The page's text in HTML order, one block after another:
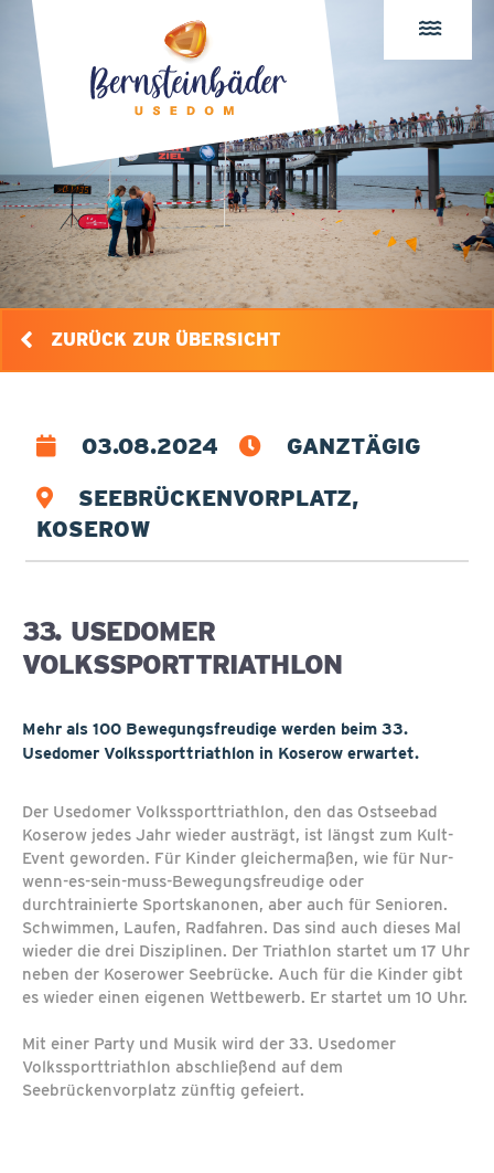
ZURÜCK ZUR ÜBERSICHT
03.08.2024
GANZTÄGIG
SEEBRÜCKENVORPLATZ,
KOSEROW
33. USEDOMER
VOLKSSPORTTRIATHLON
Mehr als 100 Bewegungsfreudige werden beim 33.
Usedomer Volkssporttriathlon in Koserow erwartet.
Der Usedomer Volkssporttriathlon, den das Ostseebad
Koserow jedes Jahr wieder austrägt, ist längst zum Kult-
Event geworden. Für Kinder gleichermaßen, wie für Nur-
wenn-es-sein-muss-Bewegungsfreudige oder
durchtrainierte Sportskanonen, aber auch für Senioren.
Schwimmen, Laufen, Radfahren. Das sind auch dieses Mal
wieder die drei Disziplinen. Der Triathlon startet um 17 Uhr
neben der Koserower Seebrücke. Auch für die Kinder gibt
es wieder einen eigenen Wettbewerb. Er startet um 10 Uhr.
Mit einer Party und Musik wird der 33. Usedomer
Volkssporttriathlon abschließend auf dem
Seebrückenvorplatz zünftig gefeiert.